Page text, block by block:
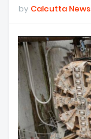
by Calcutta News